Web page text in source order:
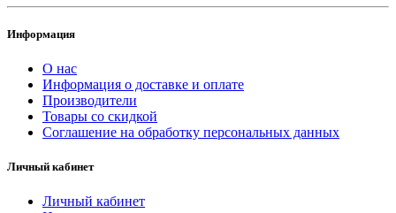
Информация
О нас
Информация о доставке и оплате
Производители
Товары со скидкой
Соглашение на обработку персональных данных
Личный кабинет
Личный кабинет